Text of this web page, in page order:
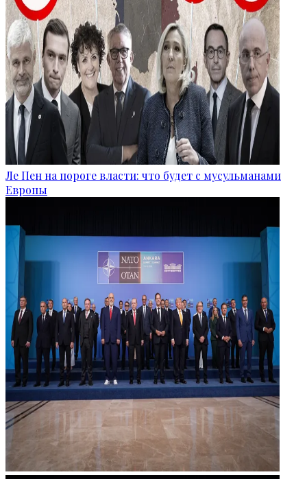
Ле Пен на пороге власти: что будет с мусульманами
Европы